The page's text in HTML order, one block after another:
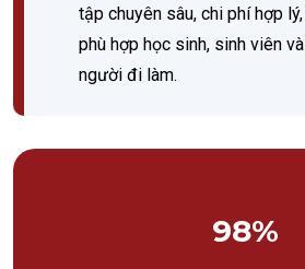
tập chuyên sâu, chi phí hợp lý,
phù hợp học sinh, sinh viên và
người đi làm.
98%